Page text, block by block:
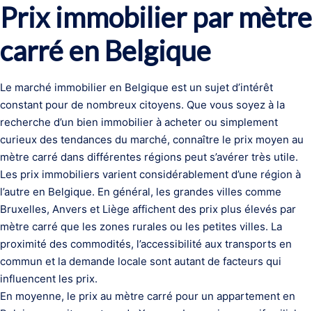
Prix immobilier par mètre
carré en Belgique
Le marché immobilier en Belgique est un sujet d’intérêt
constant pour de nombreux citoyens. Que vous soyez à la
recherche d’un bien immobilier à acheter ou simplement
curieux des tendances du marché, connaître le prix moyen au
mètre carré dans différentes régions peut s’avérer très utile.
Les prix immobiliers varient considérablement d’une région à
l’autre en Belgique. En général, les grandes villes comme
Bruxelles, Anvers et Liège affichent des prix plus élevés par
mètre carré que les zones rurales ou les petites villes. La
proximité des commodités, l’accessibilité aux transports en
commun et la demande locale sont autant de facteurs qui
influencent les prix.
En moyenne, le prix au mètre carré pour un appartement en